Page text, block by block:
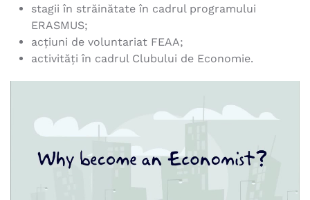
stagii în străinătate în cadrul programului
ERASMUS;
acţiuni de voluntariat FEAA;
activităţi în cadrul Clubului de Economie.